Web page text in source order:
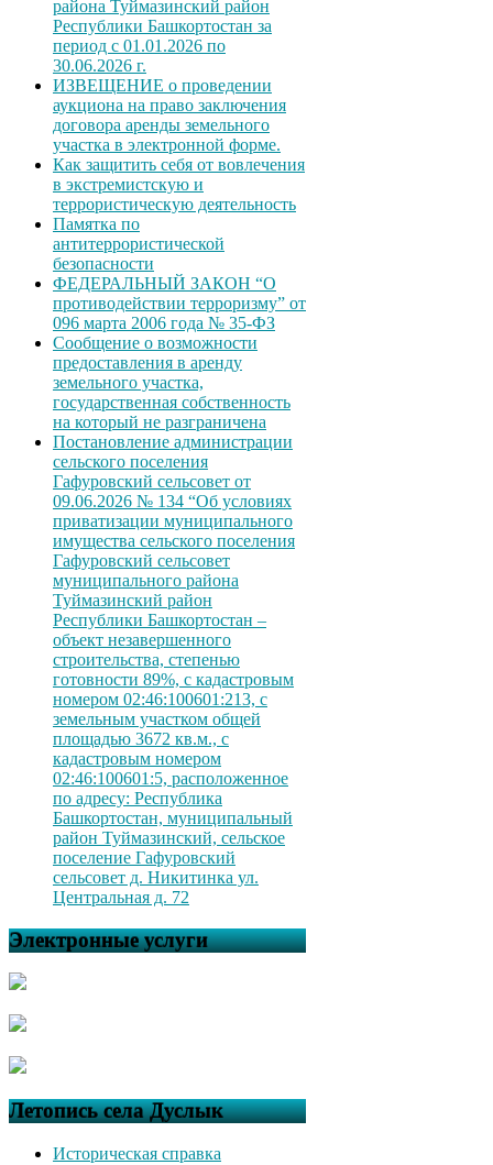
района Туймазинский район
Республики Башкортостан за
период с 01.01.2026 по
30.06.2026 г.
ИЗВЕЩЕНИЕ о проведении
аукциона на право заключения
договора аренды земельного
участка в электронной форме.
Как защитить себя от вовлечения
в экстремистскую и
террористическую деятельность
Памятка по
антитеррористической
безопасности
ФЕДЕРАЛЬНЫЙ ЗАКОН “О
противодействии терроризму” от
096 марта 2006 года № 35-ФЗ
Сообщение о возможности
предоставления в аренду
земельного участка,
государственная собственность
на который не разграничена
Постановление администрации
сельского поселения
Гафуровский сельсовет от
09.06.2026 № 134 “Об условиях
приватизации муниципального
имущества сельского поселения
Гафуровский сельсовет
муниципального района
Туймазинский район
Республики Башкортостан –
объект незавершенного
строительства, степенью
готовности 89%, с кадастровым
номером 02:46:100601:213, с
земельным участком общей
площадью 3672 кв.м., с
кадастровым номером
02:46:100601:5, расположенное
по адресу: Республика
Башкортостан, муниципальный
район Туймазинский, сельское
поселение Гафуровский
сельсовет д. Никитинка ул.
Центральная д. 72
Электронные услуги
Летопись села Дуслык
Историческая справка